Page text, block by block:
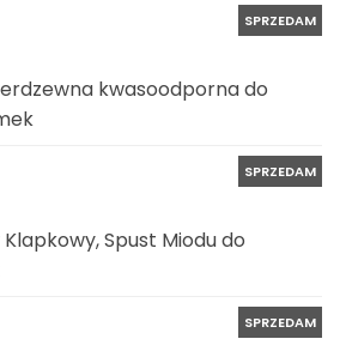
SPRZEDAM
kwasoodporna do
SPRZEDAM
Spust Miodu do
SPRZEDAM